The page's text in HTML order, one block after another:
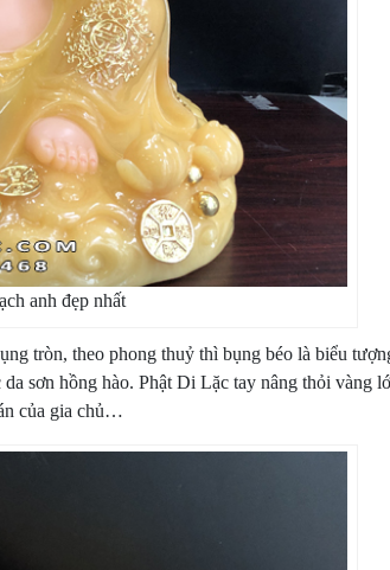
anh đẹp nhất
tròn, theo phong thuỷ thì bụng béo là biểu
sơn hồng hào. Phật Di Lặc tay nâng thỏi vàng
của gia chủ…